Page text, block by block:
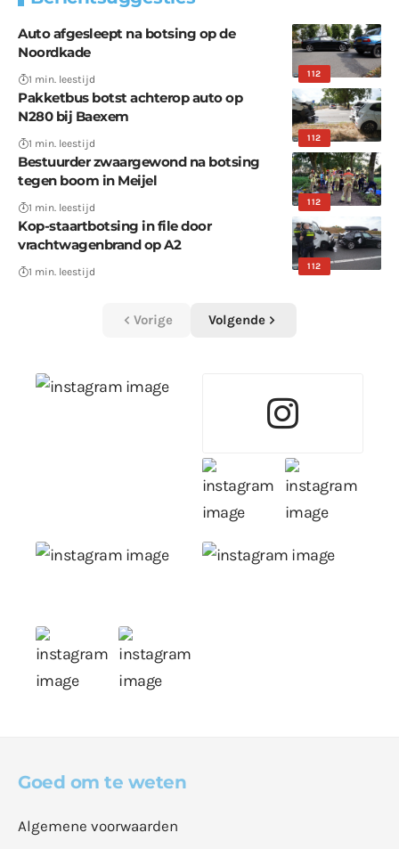
112
Auto afgesleept na botsing op de
Noordkade
1 min. leestijd
112
Pakketbus botst achterop auto op
N280 bij Baexem
1 min. leestijd
112
Bestuurder zwaargewond na botsing
tegen boom in Meijel
1 min. leestijd
112
Kop-staartbotsing in file door
vrachtwagenbrand op A2
1 min. leestijd
Vorige Volgende
Goed om te weten
Algemene voorwaarden